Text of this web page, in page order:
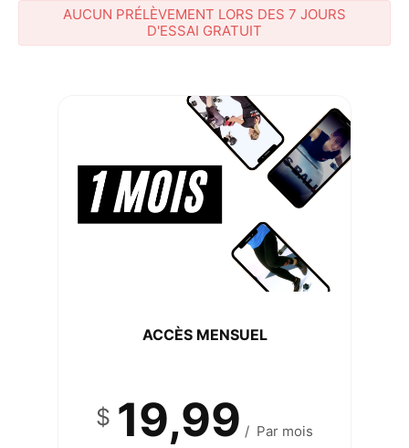
AUCUN PRÉLÈVEMENT LORS DES 7 JOURS
D'ESSAI GRATUIT
ACCÈS MENSUEL
$ 19,99 / Par mois